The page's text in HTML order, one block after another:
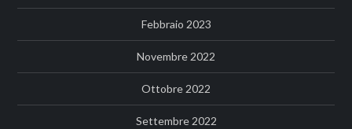
Febbraio 2023
Novembre 2022
Ottobre 2022
Settembre 2022